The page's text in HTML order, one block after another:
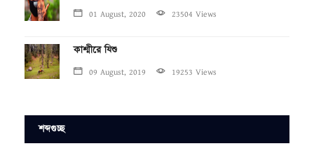
01 August, 2020 23504 Views
কাশ্মীরে যিশু
09 August, 2019 19253 Views
শব্দগুচ্ছ